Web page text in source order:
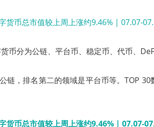
币分为公链、平台币、稳定币、代币、
链，排名第二的领域是平台币等。TOP